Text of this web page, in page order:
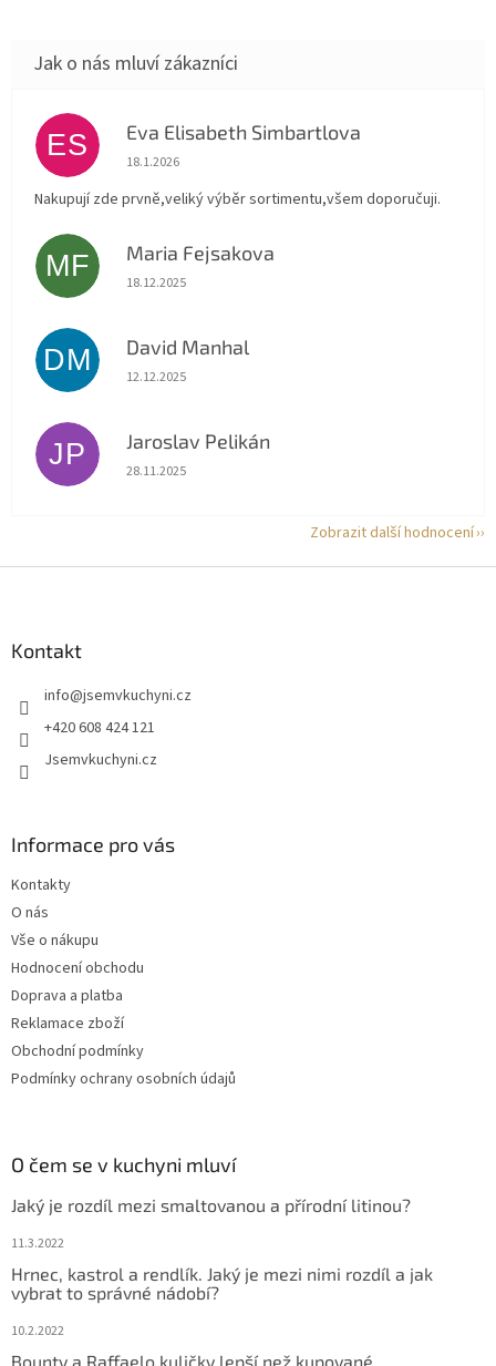
ES Eva Elisabeth Simbartlova
Hodnocení obchodu je 5 z 5 hvězdiček.
18.1.2026
Nakupují zde prvně,veliký výběr sortimentu,všem doporučuji.
MF Maria Fejsakova
Hodnocení obchodu je 5 z 5 hvězdiček.
18.12.2025
DM David Manhal
Hodnocení obchodu je 5 z 5 hvězdiček.
12.12.2025
JP Jaroslav Pelikán
Hodnocení obchodu je 5 z 5 hvězdiček.
28.11.2025
Zobrazit další hodnocení
Kontakt
info@jsemvkuchyni.cz
+420 608 424 121
Jsemvkuchyni.cz
Informace pro vás
Kontakty
O nás
Vše o nákupu
Hodnocení obchodu
Doprava a platba
Reklamace zboží
Obchodní podmínky
Podmínky ochrany osobních údajů
O čem se v kuchyni mluví
Jaký je rozdíl mezi smaltovanou a přírodní litinou?
11.3.2022
Hrnec, kastrol a rendlík. Jaký je mezi nimi rozdíl a jak
vybrat to správné nádobí?
10.2.2022
Bounty a Raffaelo kuličky lepší než kupované